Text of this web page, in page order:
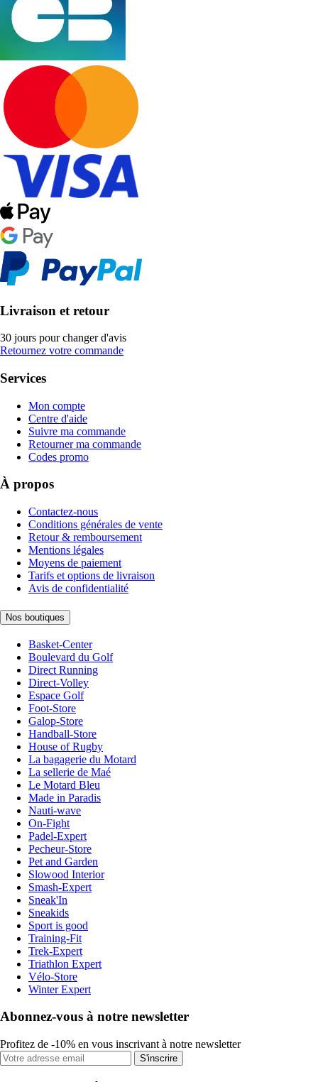
Livraison et retour
30 jours pour changer d'avis
Retournez votre commande
Services
Mon compte
Centre d'aide
Suivre ma commande
Retourner ma commande
Codes promo
À propos
Contactez-nous
Conditions générales de vente
Retour & remboursement
Mentions légales
Moyens de paiement
Tarifs et options de livraison
Avis de confidentialité
Nos boutiques
Basket-Center
Boulevard du Golf
Direct Running
Direct-Volley
Espace Golf
Foot-Store
Galop-Store
Handball-Store
House of Rugby
La bagagerie du Motard
La sellerie de Maé
Le Motard Bleu
Made in Paradis
Nauti-wave
On-Fight
Padel-Expert
Pecheur-Store
Pet and Garden
Slowood Interior
Smash-Expert
Sneak'In
Sneakids
Sport is good
Training-Fit
Trek-Expert
Triathlon Expert
Vélo-Store
Winter Expert
Abonnez-vous à notre newsletter
Profitez de -10% en vous inscrivant à notre newsletter
S'inscrire